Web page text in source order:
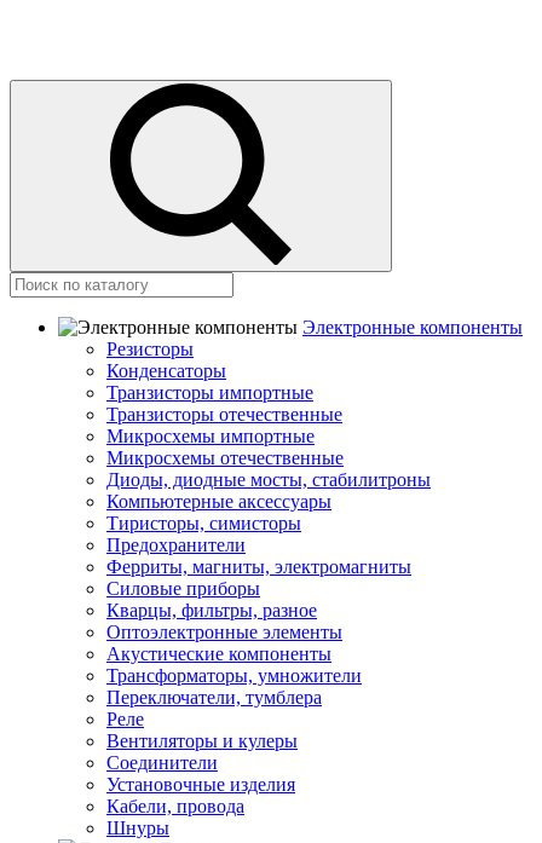
Электронные компоненты
Резисторы
Конденсаторы
Транзисторы импортные
Транзисторы отечественные
Микросхемы импортные
Микросхемы отечественные
Диоды, диодные мосты, стабилитроны
Компьютерные аксессуары
Тиристоры, симисторы
Предохранители
Ферриты, магниты, электромагниты
Силовые приборы
Кварцы, фильтры, разное
Оптоэлектронные элементы
Акустические компоненты
Трансформаторы, умножители
Переключатели, тумблера
Реле
Вентиляторы и кулеры
Соединители
Установочные изделия
Кабели, провода
Шнуры